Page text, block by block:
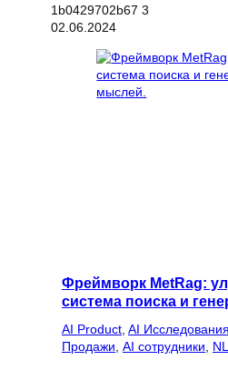
02.06.2024
Фреймворк MetRag:
система поиска и
AI Product AI Исследования
Продажи AI сотрудники